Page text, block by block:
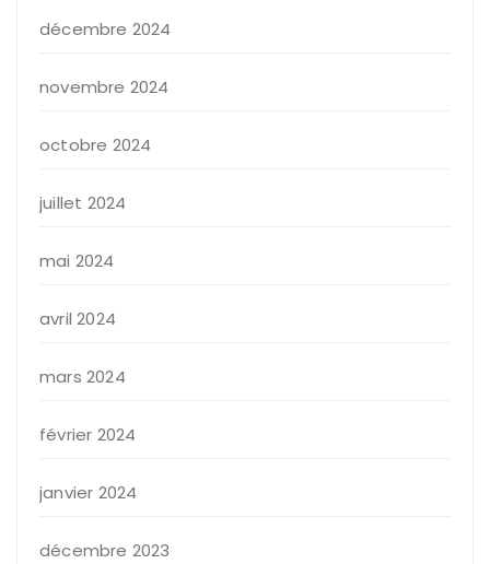
décembre 2024
novembre 2024
octobre 2024
juillet 2024
mai 2024
avril 2024
mars 2024
février 2024
janvier 2024
décembre 2023